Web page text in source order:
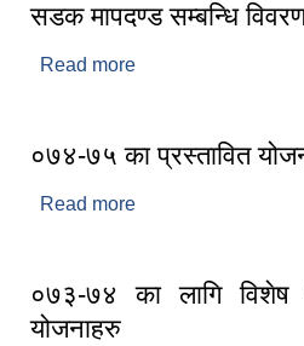
सडक मापदण्ड सम्बन्धि
Read more
०७४-७५ का प्रस्तावित
Read more
०७३-७४ का लागि विशेष
योजनाहरु